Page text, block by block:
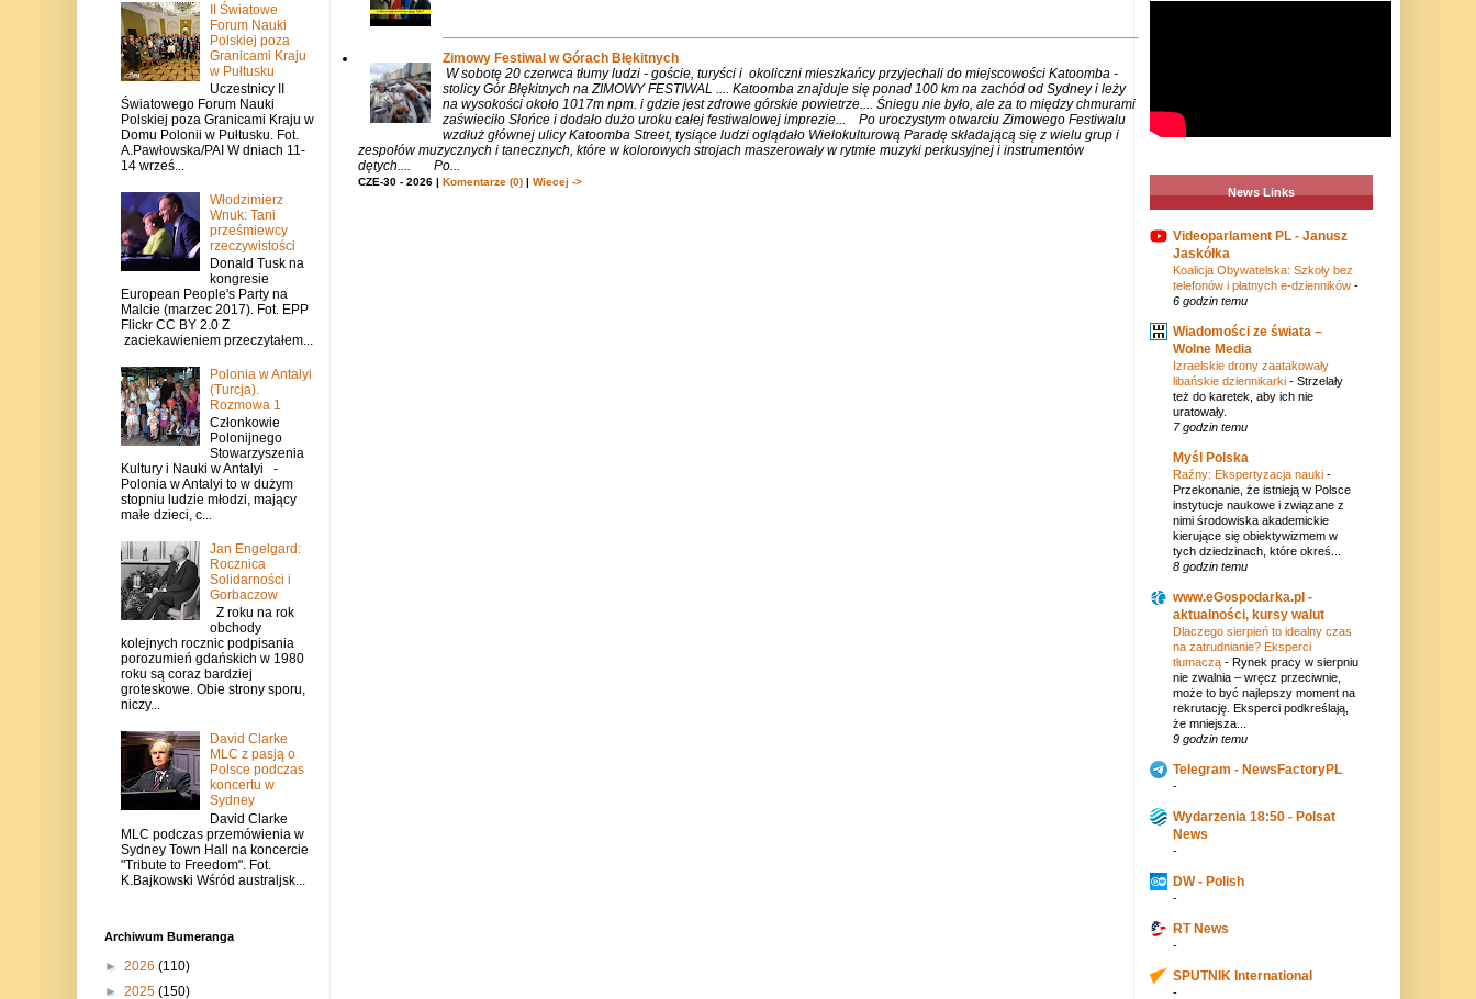
Zimowy Festiwal w Górach Błękitnych
W sobotę 20 czerwca tłumy ludzi - goście, turyści i okoliczni mieszkańcy przyjechali do miejscowości Katoomba -
stolicy Gór Błękitnych na ZIMOWY FESTIWAL .... Katoomba znajduje się ponad 100 km na zachód od Sydney i leży
na wysokości około 1017m npm. i gdzie jest zdrowe górskie powietrze.... Śniegu nie było, ale za to między chmurami
zaświeciło Słońce i dodało dużo uroku całej festiwalowej imprezie... Po uroczystym otwarciu Zimowego Festiwalu
wzdłuż głównej ulicy Katoomba Street, tysiące ludzi oglądało Wielokulturową Paradę składającą się z wielu grup i
zespołów muzycznych i tanecznych, które w kolorowych strojach maszerowały w rytmie muzyki perkusyjnej i instrumentów
dętych.... Po...
CZE-30 - 2026 | Komentarze (0)| Wiecej ->
II Światowe
Forum Nauki
Polskiej poza
Granicami Kraju
w Pułtusku
Uczestnicy II
Światowego Forum Nauki
Polskiej poza Granicami Kraju w
Domu Polonii w Pułtusku. Fot.
A.Pawłowska/PAI W dniach 11-
14 wrześ...
Włodzimierz
Wnuk: Tani
prześmiewcy
rzeczywistości
Donald Tusk na
kongresie
European People's Party na
Malcie (marzec 2017). Fot. EPP
Flickr CC BY 2.0 Z
zaciekawieniem przeczytałem...
Polonia w Antalyi
(Turcja).
Rozmowa 1
Członkowie
Polonijnego
Stowarzyszenia
Kultury i Nauki w Antalyi -
Polonia w Antalyi to w dużym
stopniu ludzie młodzi, mający
małe dzieci, c...
Jan Engelgard:
Rocznica
Solidarności i
Gorbaczow
Z roku na rok
obchody
kolejnych rocznic podpisania
porozumień gdańskich w 1980
roku są coraz bardziej
groteskowe. Obie strony sporu,
niczy...
David Clarke
MLC z pasją o
Polsce podczas
koncertu w
Sydney
David Clarke
MLC podczas przemówienia w
Sydney Town Hall na koncercie
"Tribute to Freedom". Fot.
K.Bajkowski Wśród australjsk...
Archiwum Bumeranga
► 2026 (110)
► 2025 (150)
News Links
Videoparlament PL - Janusz
Jaskółka
Koalicja Obywatelska: Szkoły bez
telefonów i płatnych e-dzienników -
6 godzin temu
Wiadomości ze świata –
Wolne Media
Izraelskie drony zaatakowały
libańskie dziennikarki - Strzelały
też do karetek, aby ich nie
uratowały.
7 godzin temu
Myśl Polska
Raźny: Ekspertyzacja nauki -
Przekonanie, że istnieją w Polsce
instytucje naukowe i związane z
nimi środowiska akademickie
kierujące się obiektywizmem w
tych dziedzinach, które okreś...
8 godzin temu
www.eGospodarka.pl -
aktualności, kursy walut
Dlaczego sierpień to idealny czas
na zatrudnianie? Eksperci
tłumaczą - Rynek pracy w sierpniu
nie zwalnia – wręcz przeciwnie,
może to być najlepszy moment na
rekrutację. Eksperci podkreślają,
że mniejsza...
9 godzin temu
Telegram - NewsFactoryPL
-
Wydarzenia 18:50 - Polsat
News
-
DW - Polish
-
RT News
-
SPUTNIK International
-